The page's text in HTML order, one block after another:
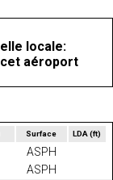
locale:
cet aéroport
Surface LDA(ft)
ASPH
ASPH